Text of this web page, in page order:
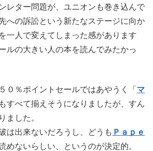
レター問題が、ユニオンも巻き込んで
への訴訟という新たなステージに向か
一人で変えてしまった感があります
ルの大きい人の本を読んでみたかっ
０％ポイントセールではあやうく「 マ
すべて揃えそうになりましたが、すん
ました。
は出来ないだろうし、どうも Ｐａｐｅ
めないらしい、というのが決定的。